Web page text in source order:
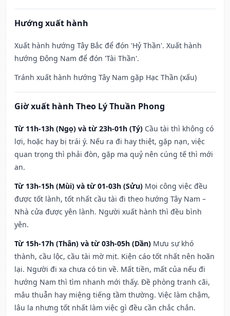
Hướng xuất hành
Xuất hành hướng Tây Bắc để đón 'Hỷ Thần'. Xuất hành
hướng Đông Nam để đón 'Tài Thần'.
Tránh xuất hành hướng Tây Nam gặp Hạc Thần (xấu)
Giờ xuất hành Theo Lý Thuần Phong
Từ 11h-13h (Ngọ) và từ 23h-01h (Tý) Cầu tài thì không có
lợi, hoặc hay bị trái ý. Nếu ra đi hay thiệt, gặp nạn, việc
quan trọng thì phải đòn, gặp ma quỷ nên cúng tế thì mới
an.
Từ 13h-15h (Mùi) và từ 01-03h (Sửu) Mọi công việc đều
được tốt lành, tốt nhất cầu tài đi theo hướng Tây Nam –
Nhà cửa được yên lành. Người xuất hành thì đều bình
yên.
Từ 15h-17h (Thân) và từ 03h-05h (Dần) Mưu sự khó
thành, cầu lộc, cầu tài mờ mịt. Kiện cáo tốt nhất nên hoãn
lại. Người đi xa chưa có tin về. Mất tiền, mất của nếu đi
hướng Nam thì tìm nhanh mới thấy. Đề phòng tranh cãi,
mâu thuẫn hay miệng tiếng tầm thường. Việc làm chậm,
lâu la nhưng tốt nhất làm việc gì đều cần chắc chắn.